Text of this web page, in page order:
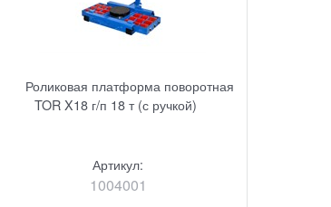
Роликовая платформа поворотная
TOR X18 г/п 18 т (с ручкой)
Артикул:
1004001